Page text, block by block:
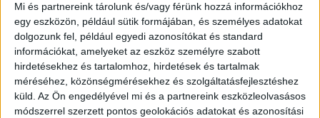
Mi és partnereink tárolunk és/vagy férünk hozzá információkhoz
egy eszközön, például sütik formájában, és személyes adatokat
dolgozunk fel, például egyedi azonosítókat és standard
információkat, amelyeket az eszköz személyre szabott
hirdetésekhez és tartalomhoz, hirdetések és tartalmak
méréséhez, közönségmérésekhez és szolgáltatásfejlesztéshez
küld. Az Ön engedélyével mi és a partnereink eszközleolvasásos
módszerrel szerzett pontos geolokációs adatokat és azonosítási
Celldömölk
, Eladó Társasházi lakás, Családi ház
Celldömölk , Eladó Családi ház
Csorna, Eladó Társasházi lakás, Családi ház
, Eladó Társasházi lakás
Szeged, Eladó Társasházi lakás
Szolnok, Eladó Társasházi lakás, Családi ház, Iroda